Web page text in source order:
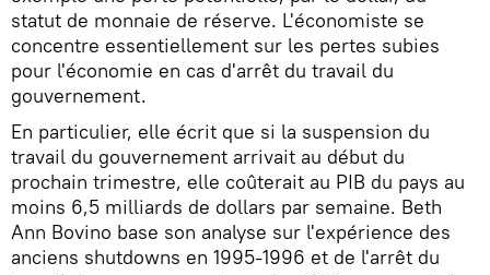
statut de monnaie de réserve. L'économiste se
concentre essentiellement sur les pertes subies
pour l'économie en cas d'arrêt du travail du
gouvernement.
En particulier, elle écrit que si la suspension du
travail du gouvernement arrivait au début du
prochain trimestre, elle coûterait au PIB du pays au
moins 6,5 milliards de dollars par semaine. Beth
Ann Bovino base son analyse sur l'expérience des
anciens shutdowns en 1995-1996 et de l'arrêt du